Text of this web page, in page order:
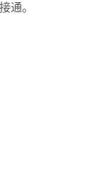
通。